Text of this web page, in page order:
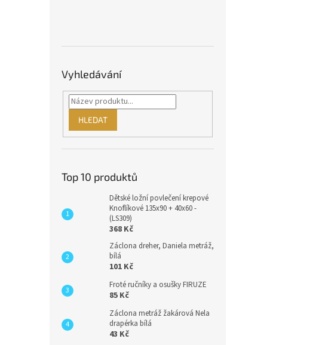
Vyhledávání
HLEDAT
Top 10 produktů
Dětské ložní povlečení krepové
Knoflíkové 135x90 + 40x60 -
(LS309)
368 Kč
Záclona dreher, Daniela metráž,
bílá
101 Kč
Froté ručníky a osušky FIRUZE
85 Kč
Záclona metráž žakárová Nela
drapérka bílá
43 Kč